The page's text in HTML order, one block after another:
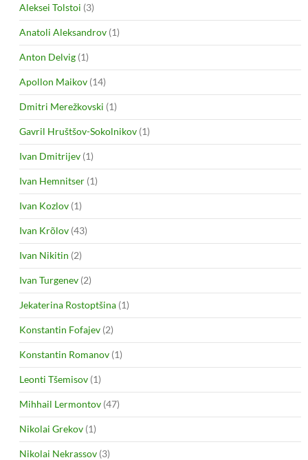
Aleksei Tolstoi (3)
Anatoli Aleksandrov (1)
Anton Delvig (1)
Apollon Maikov (14)
Dmitri Merežkovski (1)
Gavril Hruštšov-Sokolnikov (1)
Ivan Dmitrijev (1)
Ivan Hemnitser (1)
Ivan Kozlov (1)
Ivan Krõlov (43)
Ivan Nikitin (2)
Ivan Turgenev (2)
Jekaterina Rostoptšina (1)
Konstantin Fofajev (2)
Konstantin Romanov (1)
Leonti Tšemisov (1)
Mihhail Lermontov (47)
Nikolai Grekov (1)
Nikolai Nekrassov (3)